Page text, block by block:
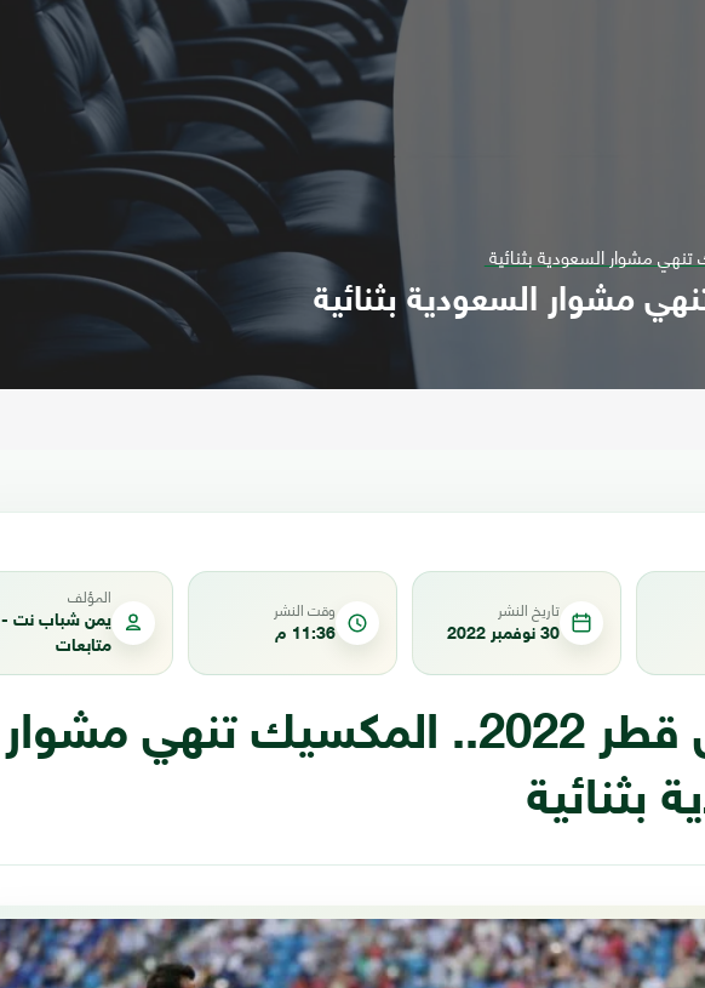
تاريخ النشر
30 نوفمبر 2022
وقت النشر
11:36 م
المؤلف
يمن شباب نت -
متابعات
مونديال قطر 2022.. المكسيك تنهي مشوار
بثنائية